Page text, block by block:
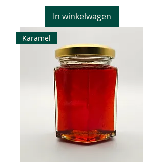
In winkelwagen
Karamel